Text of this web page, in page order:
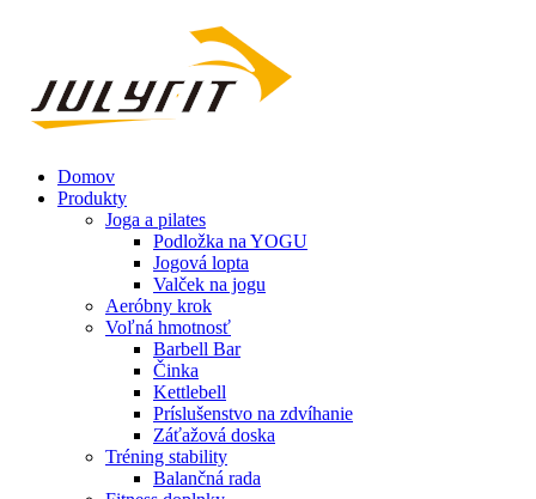
Domov
Produkty
Joga a pilates
Podložka na YOGU
Jogová lopta
Valček na jogu
Aeróbny krok
Voľná ​​hmotnosť
Barbell Bar
Činka
Kettlebell
Príslušenstvo na zdvíhanie
Záťažová doska
Tréning stability
Balančná rada